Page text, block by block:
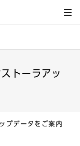
トーラアッ
プデータをご案内